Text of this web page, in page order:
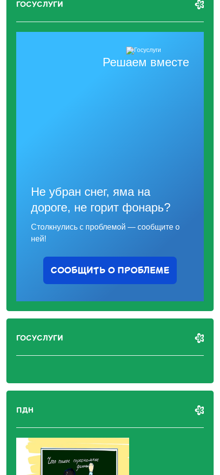
ГОСУСЛУГИ
Решаем вместе
Не убран снег, яма на
дороге, не горит фонарь?
Столкнулись с проблемой — сообщите о
ней!
СООБЩИТЬ О ПРОБЛЕМЕ
ГОСУСЛУГИ
ПДН